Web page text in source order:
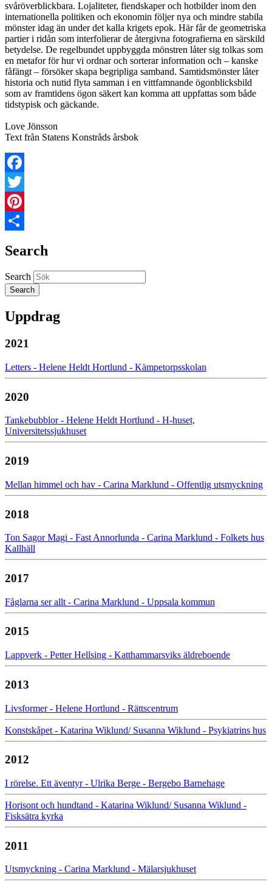
svåröverblickbara. Lojaliteter, fiendskaper och hotbilder inom den
internationella politiken och ekonomin följer nya och mindre stabila
mönster idag än under det kalla krigets epok. Här får de geometriska
partier i ridån som interfolierar de återgivna fotografierna en särskild
betydelse. De regelbundet uppbyggda mönstren låter sig tolkas som
en metafor för hur vi ordnar och sorterar information och – kanske
fåfängt – försöker skapa begripliga samband. Samtidsmönster låter
historia och nutid flyta samman i en vittfamnande ögonblicksbild
som av framtidens ögon säkert kan komma att uppfattas som både
tidstypisk och gäckande.
Love Jönsson
Text från Statens Konstråds årsbok
Facebook
Twitter
Pinterest
Search
Search
Uppdrag
2021
Letters - Helene Heldt Hortlund - Kämpetorpsskolan
2020
Tankebubblor - Helene Heldt Hortlund - H-huset,
Universitetssjukhuset
2019
Mellan himmel och hav - Carina Marklund - Offentlig utsmyckning
2018
Ton Sagor Magi - Fast Annorlunda - Carina Marklund - Folkets hus
Kallhäll
2017
Fåglarna ser allt - Carina Marklund - Uppsala kommun
2015
Lappverk - Petter Hellsing - Katthammarsviks äldreboende
2013
Livsformer - Helene Hortlund - Rättscentrum
Konstskåpet - Katarina Wiklund/ Susanna Wiklund - Psykiatrins hus
2012
I rörelse. Ett äventyr - Ulrika Berge - Bergebo Barnehage
Horisont och hundtand - Katarina Wiklund/ Susanna Wiklund -
Fisksätra kyrka
2011
Utsmyckning - Carina Marklund - Mälarsjukhuset